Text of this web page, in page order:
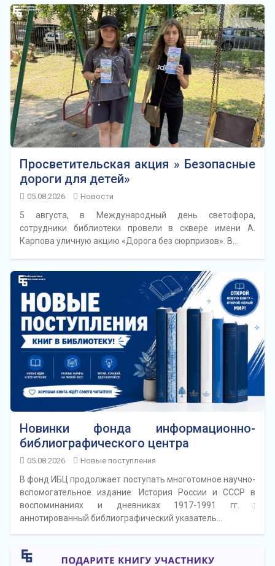
Просветительская акция » Безопасные
дороги для детей»
05.08.2026 Новости
5 августа, в Международный день светофора,
сотрудники библиотеки провели в сквере имени А.
Карпова уличную акцию «Дорога без сюрпризов». В…
Новинки фонда информационно-
библиографического центра
05.08.2026 Новые поступления
В фонд ИБЦ продолжает поступать многотомное научно-
вспомогательное издание: История России и СССР в
воспоминаниях и дневниках 1917-1991 гг. :
аннотированный библиографический указатель…